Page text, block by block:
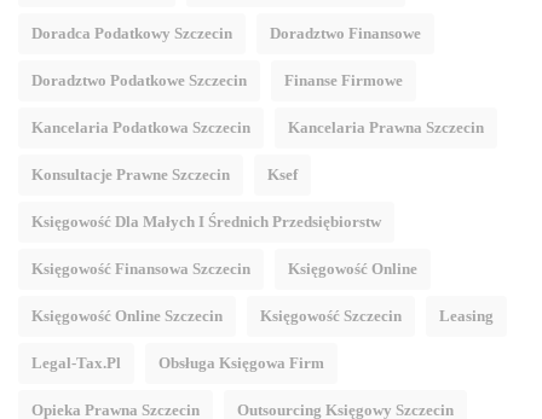
Doradca Podatkowy Szczecin Doradztwo Finansowe
Doradztwo Podatkowe Szczecin Finanse Firmowe
Kancelaria Podatkowa Szczecin Kancelaria Prawna Szczecin
Konsultacje Prawne Szczecin Ksef
Księgowość Dla Małych I Średnich Przedsiębiorstw
Księgowość Finansowa Szczecin Księgowość Online
Księgowość Online Szczecin Księgowość Szczecin Leasing
Legal-Tax.pl Obsługa Księgowa Firm
Opieka Prawna Szczecin Outsourcing Księgowy Szczecin